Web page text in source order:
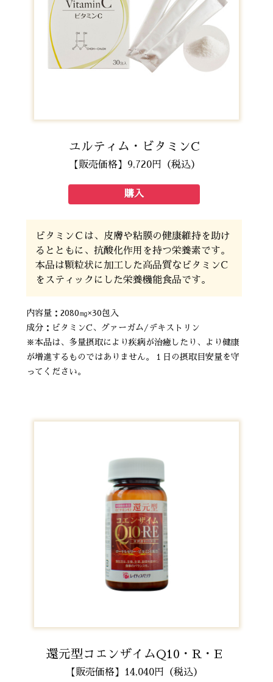
ユルティム・ビタミンC
【販売価格】9,720円（税込）
購入
ビタミンＣは、皮膚や粘膜の健康維持を助け
るとともに、抗酸化作用を持つ栄養素です。
本品は顆粒状に加工した高品質なビタミンC
をスティックにした栄養機能食品です。
内容量：2080㎎×30包入
成分：ビタミンC、グァーガム/デキストリン
※本品は、多量摂取により疾病が治癒したり、より健康
が増進するものではありません。１日の摂取目安量を守
ってください。
還元型コエンザイムQ10・R・E
【販売価格】14,040円（税込）